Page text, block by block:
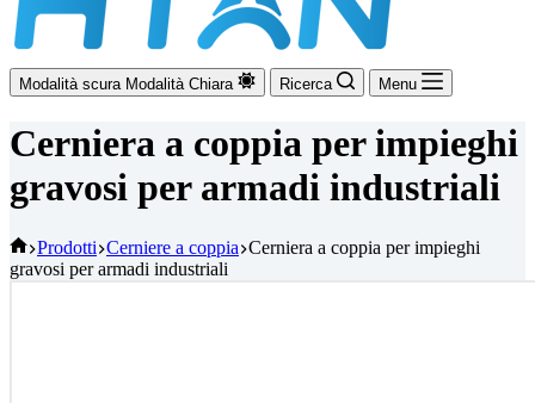
Modalità scura Modalità Chiara Ricerca Menu
Cerniera a coppia per impieghi
gravosi per armadi industriali
Casa
Prodotti Cerniere a coppia Cerniera a coppia per impieghi
gravosi per armadi industriali